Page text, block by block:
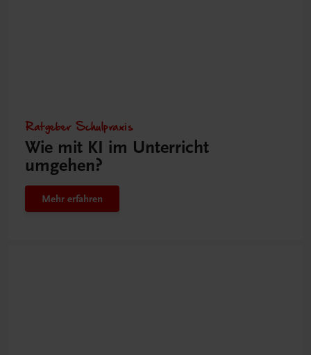
Ratgeber Schulpraxis
Wie mit KI im Unterricht
umgehen?
Mehr erfahren